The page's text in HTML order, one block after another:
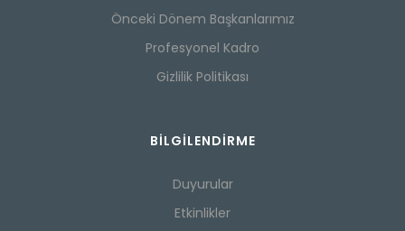
Önceki Dönem Başkanlarımız
Profesyonel Kadro
Gizlilik Politikası
BILGILENDIRME
Duyurular
Etkinlikler